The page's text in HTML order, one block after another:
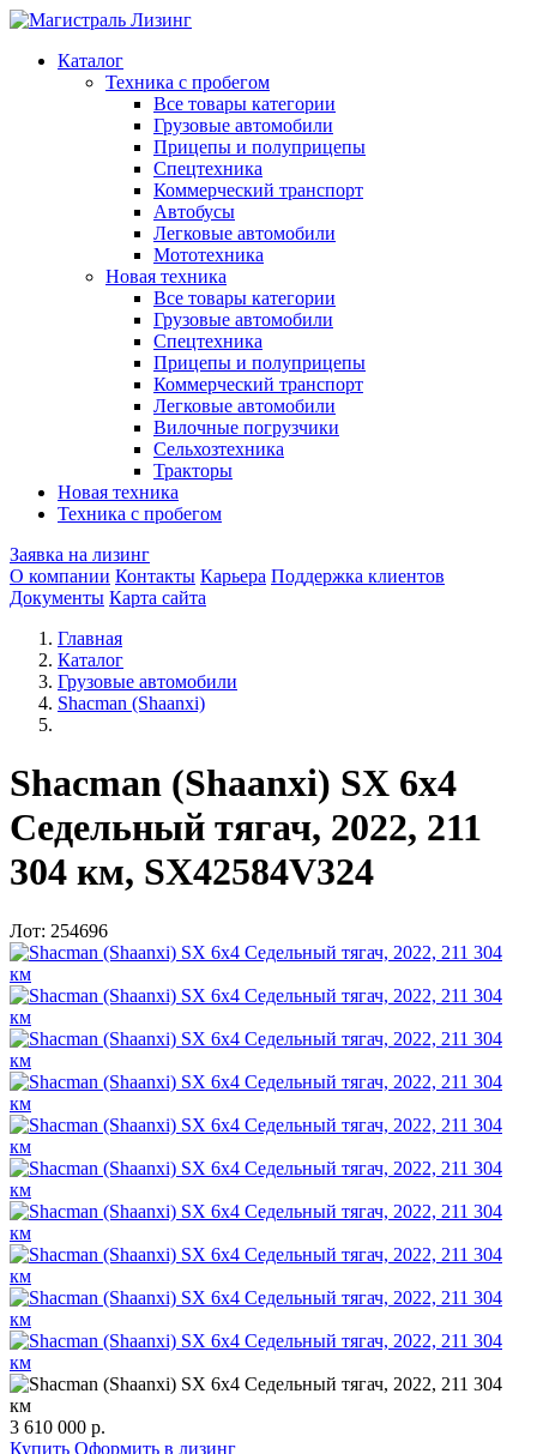
Каталог
Техника с пробегом
Все товары категории
Грузовые автомобили
Прицепы и полуприцепы
Спецтехника
Коммерческий транспорт
Автобусы
Легковые автомобили
Мототехника
Новая техника
Все товары категории
Грузовые автомобили
Спецтехника
Прицепы и полуприцепы
Коммерческий транспорт
Легковые автомобили
Вилочные погрузчики
Сельхозтехника
Тракторы
Новая техника
Техника с пробегом
Заявка на лизинг
О компании Контакты Карьера Поддержка клиентов
Документы Карта сайта
Главная
Каталог
Грузовые автомобили
Shacman (Shaanxi)
Shacman (Shaanxi) SX 6x4
Седельный тягач, 2022, 211
304 км, SX42584V324
Лот: 254696
3 610 000 р.
Купить Оформить в лизинг